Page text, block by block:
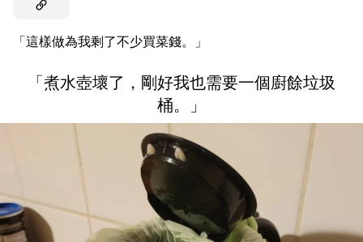
「這樣做為我剩了不少買菜錢。」
「煮水壺壞了，剛好我也需要一個廚餘垃圾
桶。」